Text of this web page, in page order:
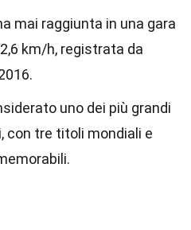
mai raggiunta in una gara
km/h, registrata da
uno dei più grandi
con tre titoli mondiali e